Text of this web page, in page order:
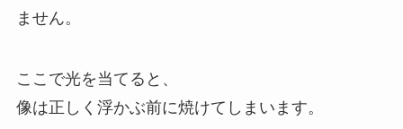
ません。
ここで光を当てると、
像は正しく浮かぶ前に焼けてしまいます。